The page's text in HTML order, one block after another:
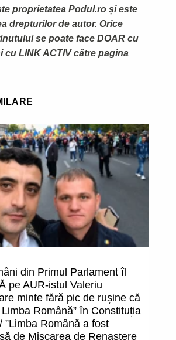
proprietatea Podul.ro și este
drepturilor de autor. Orice
se poate face DOAR cu
cu LINK ACTIV către pagina
din Primul Parlament îl
pe AUR-istul Valeriu
minte fără pic de rușine că
Română” în Constituția
”Limba Română a fost
de Mișcarea de Renaștere